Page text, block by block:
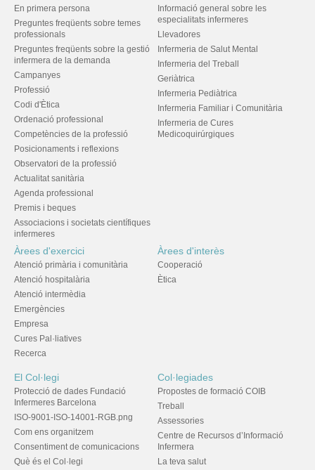
En primera persona
Preguntes freqüents sobre temes
professionals
Preguntes freqüents sobre la gestió
infermera de la demanda
Campanyes
Professió
Codi d'Ètica
Ordenació professional
Competències de la professió
Posicionaments i reflexions
Observatori de la professió
Actualitat sanitària
Agenda professional
Premis i beques
Associacions i societats científiques
infermeres
Informació general sobre les
especialitats infermeres
Llevadores
Infermeria de Salut Mental
Infermeria del Treball
Geriàtrica
Infermeria Pediàtrica
Infermeria Familiar i Comunitària
Infermeria de Cures
Medicoquirúrgiques
Àrees d'exercici
Atenció primària i comunitària
Atenció hospitalària
Atenció intermèdia
Emergències
Empresa
Cures Pal·liatives
Recerca
Àrees d'interès
Cooperació
Ètica
El Col·legi
Protecció de dades Fundació
Infermeres Barcelona
ISO-9001-ISO-14001-RGB.png
Com ens organitzem
Consentiment de comunicacions
Què és el Col·legi
Col·legiades
Propostes de formació COIB
Treball
Assessories
Centre de Recursos d’Informació
Infermera
La teva salut